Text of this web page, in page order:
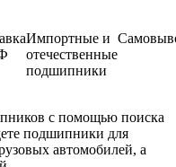
Импортные и
отечественные
подшипники
с помощью поиска
подшипники для
автомобилей, а